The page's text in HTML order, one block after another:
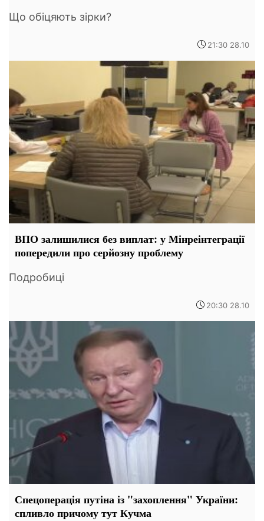
Що обіцяють зірки?
21:30 28.10
ВПО залишилися без виплат: у Мінреінтеграції
попередили про серйозну проблему
Подробиці
20:30 28.10
Спецоперація путіна із "захоплення" України:
спливло причому тут Кучма